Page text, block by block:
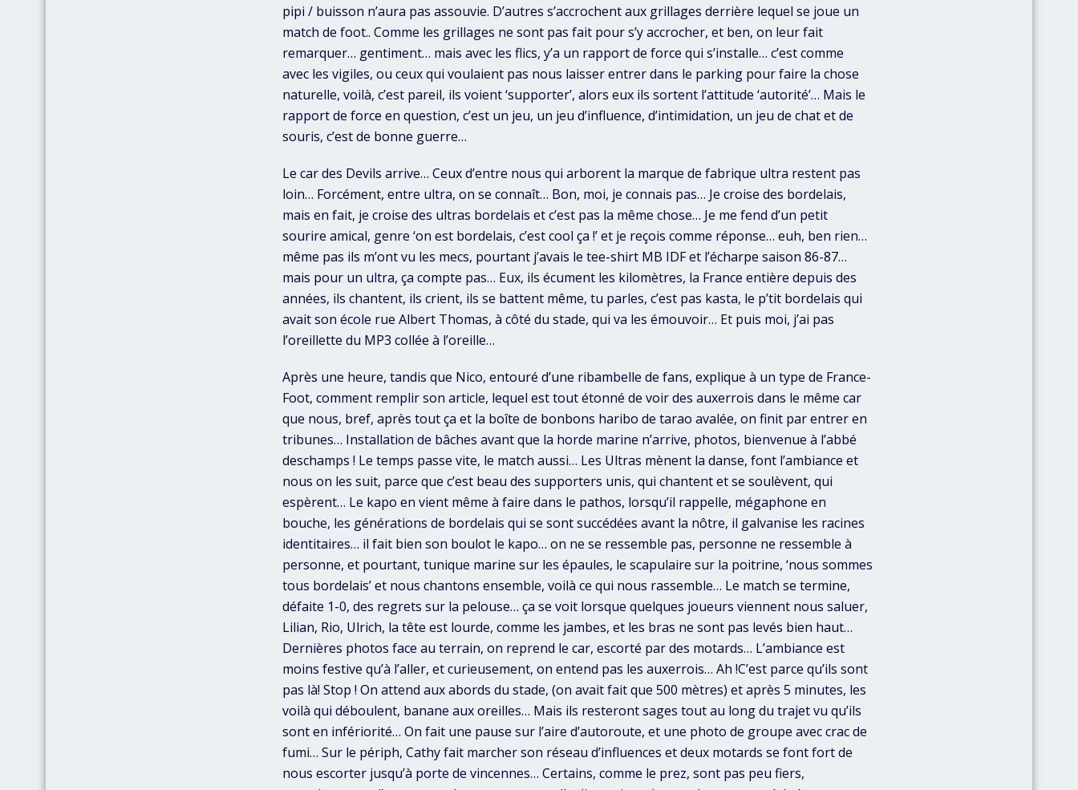
pipi / buisson n’aura pas assouvie. D’autres s’accrochent aux grillages derrière lequel se joue un
match de foot.. Comme les grillages ne sont pas fait pour s’y accrocher, et ben, on leur fait
remarquer… gentiment… mais avec les flics, y’a un rapport de force qui s’installe… c’est comme
avec les vigiles, ou ceux qui voulaient pas nous laisser entrer dans le parking pour faire la chose
naturelle, voilà, c’est pareil, ils voient ‘supporter’, alors eux ils sortent l’attitude ‘autorité’… Mais le
rapport de force en question, c’est un jeu, un jeu d’influence, d’intimidation, un jeu de chat et de
souris, c’est de bonne guerre…
Le car des Devils arrive… Ceux d’entre nous qui arborent la marque de fabrique ultra restent pas
loin… Forcément, entre ultra, on se connaît… Bon, moi, je connais pas… Je croise des bordelais,
mais en fait, je croise des ultras bordelais et c’est pas la même chose… Je me fend d’un petit
sourire amical, genre ‘on est bordelais, c’est cool ça !’ et je reçois comme réponse… euh, ben rien…
même pas ils m’ont vu les mecs, pourtant j’avais le tee-shirt MB IDF et l’écharpe saison 86-87…
mais pour un ultra, ça compte pas… Eux, ils écument les kilomètres, la France entière depuis des
années, ils chantent, ils crient, ils se battent même, tu parles, c’est pas kasta, le p’tit bordelais qui
avait son école rue Albert Thomas, à côté du stade, qui va les émouvoir… Et puis moi, j’ai pas
l’oreillette du MP3 collée à l’oreille…
Après une heure, tandis que Nico, entouré d’une ribambelle de fans, explique à un type de France-
Foot, comment remplir son article, lequel est tout étonné de voir des auxerrois dans le même car
que nous, bref, après tout ça et la boîte de bonbons haribo de tarao avalée, on finit par entrer en
tribunes… Installation de bâches avant que la horde marine n’arrive, photos, bienvenue à l’abbé
deschamps ! Le temps passe vite, le match aussi… Les Ultras mènent la danse, font l’ambiance et
nous on les suit, parce que c’est beau des supporters unis, qui chantent et se soulèvent, qui
espèrent… Le kapo en vient même à faire dans le pathos, lorsqu’il rappelle, mégaphone en
bouche, les générations de bordelais qui se sont succédées avant la nôtre, il galvanise les racines
identitaires… il fait bien son boulot le kapo… on ne se ressemble pas, personne ne ressemble à
personne, et pourtant, tunique marine sur les épaules, le scapulaire sur la poitrine, ‘nous sommes
tous bordelais’ et nous chantons ensemble, voilà ce qui nous rassemble… Le match se termine,
défaite 1-0, des regrets sur la pelouse… ça se voit lorsque quelques joueurs viennent nous saluer,
Lilian, Rio, Ulrich, la tête est lourde, comme les jambes, et les bras ne sont pas levés bien haut…
Dernières photos face au terrain, on reprend le car, escorté par des motards… L’ambiance est
moins festive qu’à l’aller, et curieusement, on entend pas les auxerrois… Ah !C’est parce qu’ils sont
pas là! Stop ! On attend aux abords du stade, (on avait fait que 500 mètres) et après 5 minutes, les
voilà qui déboulent, banane aux oreilles… Mais ils resteront sages tout au long du trajet vu qu’ils
sont en infériorité… On fait une pause sur l’aire d’autoroute, et une photo de groupe avec crac de
fumi… Sur le périph, Cathy fait marcher son réseau d’influences et deux motards se font fort de
nous escorter jusqu’à porte de vincennes… Certains, comme le prez, sont pas peu fiers,